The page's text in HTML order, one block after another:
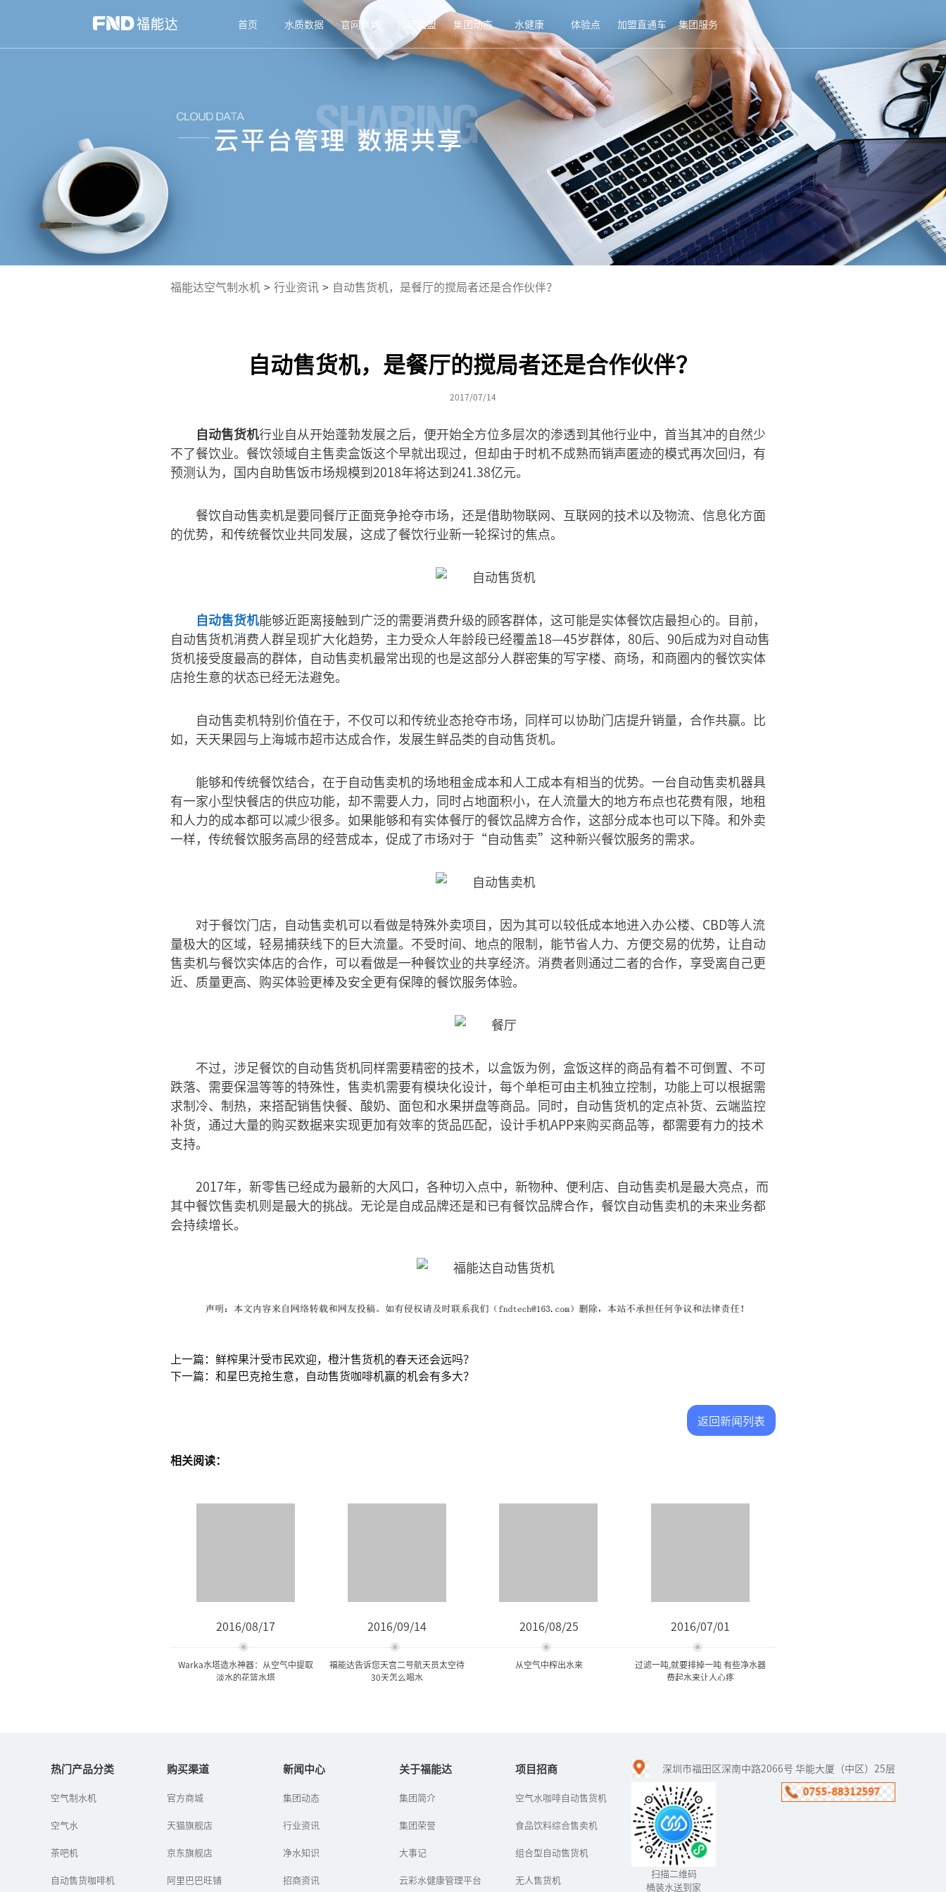
首页 水质数据 官网商城 招商加盟 集团动态 水健康 体验点 加盟直通车 集团服务
福能达空气制水机 > 行业资讯 > 自动售货机，是餐厅的搅局者还是合作伙伴？
自动售货机，是餐厅的搅局者还是合作伙伴？
2017/07/14
自动售货机行业自从开始蓬勃发展之后，便开始全方位多层次的渗透到其他行业中，首当其冲的自然少
不了餐饮业。餐饮领域自主售卖盒饭这个早就出现过，但却由于时机不成熟而销声匿迹的模式再次回归，有
预测认为，国内自助售饭市场规模到2018年将达到241.38亿元。
餐饮自动售卖机是要同餐厅正面竞争抢夺市场，还是借助物联网、互联网的技术以及物流、信息化方面
的优势，和传统餐饮业共同发展，这成了餐饮行业新一轮探讨的焦点。
自动售货机能够近距离接触到广泛的需要消费升级的顾客群体，这可能是实体餐饮店最担心的。目前，
自动售货机消费人群呈现扩大化趋势，主力受众人年龄段已经覆盖18—45岁群体，80后、90后成为对自动售
货机接受度最高的群体，自动售卖机最常出现的也是这部分人群密集的写字楼、商场，和商圈内的餐饮实体
店抢生意的状态已经无法避免。
自动售卖机特别价值在于，不仅可以和传统业态抢夺市场，同样可以协助门店提升销量，合作共赢。比
如，天天果园与上海城市超市达成合作，发展生鲜品类的自动售货机。
能够和传统餐饮结合，在于自动售卖机的场地租金成本和人工成本有相当的优势。一台自动售卖机器具
有一家小型快餐店的供应功能，却不需要人力，同时占地面积小，在人流量大的地方布点也花费有限，地租
和人力的成本都可以减少很多。如果能够和有实体餐厅的餐饮品牌方合作，这部分成本也可以下降。和外卖
一样，传统餐饮服务高昂的经营成本，促成了市场对于“自动售卖”这种新兴餐饮服务的需求。
对于餐饮门店，自动售卖机可以看做是特殊外卖项目，因为其可以较低成本地进入办公楼、CBD等人流
量极大的区域，轻易捕获线下的巨大流量。不受时间、地点的限制，能节省人力、方便交易的优势，让自动
售卖机与餐饮实体店的合作，可以看做是一种餐饮业的共享经济。消费者则通过二者的合作，享受离自己更
近、质量更高、购买体验更棒及安全更有保障的餐饮服务体验。
不过，涉足餐饮的自动售货机同样需要精密的技术，以盒饭为例，盒饭这样的商品有着不可倒置、不可
跌落、需要保温等等的特殊性，售卖机需要有模块化设计，每个单柜可由主机独立控制，功能上可以根据需
求制冷、制热，来搭配销售快餐、酸奶、面包和水果拼盘等商品。同时，自动售货机的定点补货、云端监控
补货，通过大量的购买数据来实现更加有效率的货品匹配，设计手机APP来购买商品等，都需要有力的技术
支持。
2017年，新零售已经成为最新的大风口，各种切入点中，新物种、便利店、自动售卖机是最大亮点，而
其中餐饮售卖机则是最大的挑战。无论是自成品牌还是和已有餐饮品牌合作，餐饮自动售卖机的未来业务都
会持续增长。
上一篇：鲜榨果汁受市民欢迎，橙汁售货机的春天还会远吗？
下一篇：和星巴克抢生意，自动售货咖啡机赢的机会有多大？
返回新闻列表
相关阅读：
2016/08/17
Warka水塔造水神器：从空气中提取
淡水的花篮水塔
一个名为WaterProject的
比亚的东北部，人们每年
寻找水源，而且找...
2016/09/14
福能达告诉您天宫二号航天员太空待
30天怎么喝水
2016年又将是中国航天事
长征七号/五号火箭首发、
射、神舟十一号飞船上发
2016/08/25
从空气中榨出水来
跑。水用完了，人类怎么
世界水日到来之时，对人
康生活选择...
2016/07/01
过滤一吨,就要排掉一吨 有些净水器
费起水来让人心疼
如今，市民越来越注意饮
用水健康，安装净水器的
人越来越多。就算家里不
安，很多居民也选择到小
区里的净水器上打水。那
么，顾客在...
热门产品分类
空气制水机
空气水
茶吧机
自动售货咖啡机
购买渠道
官方商城
天猫旗舰店
京东旗舰店
阿里巴巴旺铺
新闻中心
集团动态
行业资讯
净水知识
招商资讯
关于福能达
集团简介
集团荣誉
大事记
云彩水健康管理平台
项目招商
空气水咖啡自动售货机
食品饮料综合售卖机
组合型自动售货机
无人售货机
深圳市福田区深南中路2066号 华能大厦（中区）25层
扫描二维码
桶装水送到家